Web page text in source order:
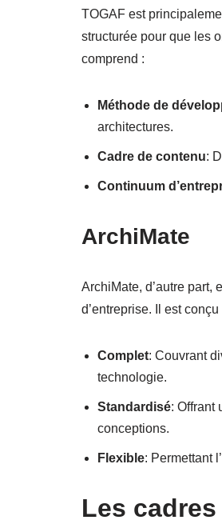
TOGAF est
structurée pour que les
comprend :
Méthode de
architectures.
Cadre de contenu:
Continuum
ArchiMate
ArchiMate, d’autre
d’entreprise. Il est conçu
Complet: Couvrant
technologie.
Standardisé: Offrant
conceptions.
Flexible: Permettant
Les